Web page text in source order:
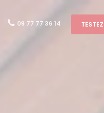
09 77 77 36 14